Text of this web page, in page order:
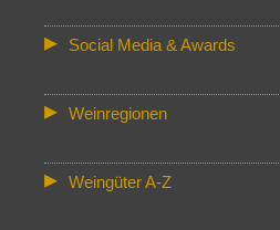
Social Media & Awards
Weinregionen
Weingüter A-Z